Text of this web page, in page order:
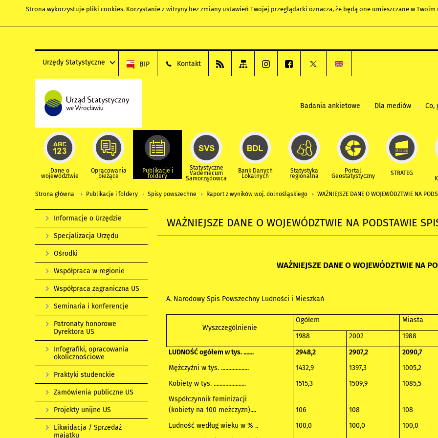
Strona wykorzystuje pliki cookies. Korzystanie z witryny bez zmiany ustawień Twojej przeglądarki oznacza, że będą one umieszczane w
Urzędy Statystyczne BIP Kontakt
Badania ankietowe Dla mediów Co,
Dane o
województwie
Opracowania
bieżące
Publikacje i
foldery
Statystyczne
Vademecum
Samorządowca
Bank Danych
Lokalnych
Statystyka
regionalna
Portal
Geostatystyczny STRATEG
Strona główna Publikacje i foldery Spisy powszechne Raport z wyników woj. dolnośląskiego WAŻNIEJSZE DANE O WOJEWÓDZTWIE NA
WAŻNIEJSZE DANE O WOJEWÓDZTWIE NA PODSTAWIE
WAŻNIEJSZE DANE O WOJEWÓDZTWIE NA
A. Narodowy Spis Powszechny Ludności i Mieszkań
Wyszczególnienie
Ogółem
Miasta
1988
2002
1988
LUDNOŚĆ ogółem w tys. .......
2948,2 2907,2
2090,7
Mężczyźni w tys. ...................
1432,9 1397,3
1005,2
Kobiety w tys. ......................
1515,3 1509,9
1085,5
Współczynnik feminizacji
(kobiety na 100 meżczyzn)....
106 108
108
Ludność według wieku w % ..
100,0 100,0
100,0
Informacje o Urzędzie
Specjalizacja Urzędu
Ośrodki
Współpraca w regionie
Współpraca zagraniczna US
Seminaria i konferencje
Patronaty honorowe
Dyrektora US
Infografiki, opracowania
okolicznościowe
Praktyki studenckie
Zamówienia publiczne US
Projekty unijne US
Likwidacja / Sprzedaż
majątku